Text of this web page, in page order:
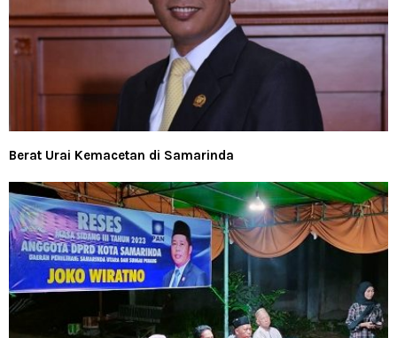
Berat Urai Kemacetan di Samarinda